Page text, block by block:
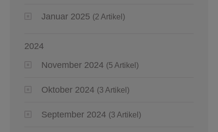
Januar 2025 (2 Artikel)
2024
November 2024 (5 Artikel)
Oktober 2024 (3 Artikel)
September 2024 (3 Artikel)